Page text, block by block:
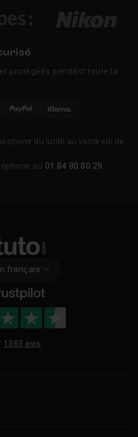
protégées pendant toute la
du lundi au vendredi de
au 01 84 80 80 29
français
1363 avis